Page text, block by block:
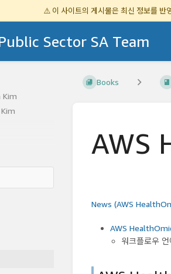
⚠️ 이 사이트의 게시물은 최신 정보를 반
Sector SA Team
Kim
Books
AWS
News (AWS
AWS
워크플로우